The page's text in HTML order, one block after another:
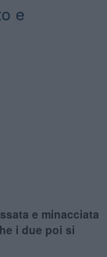
e
e minacciata
i due poi si